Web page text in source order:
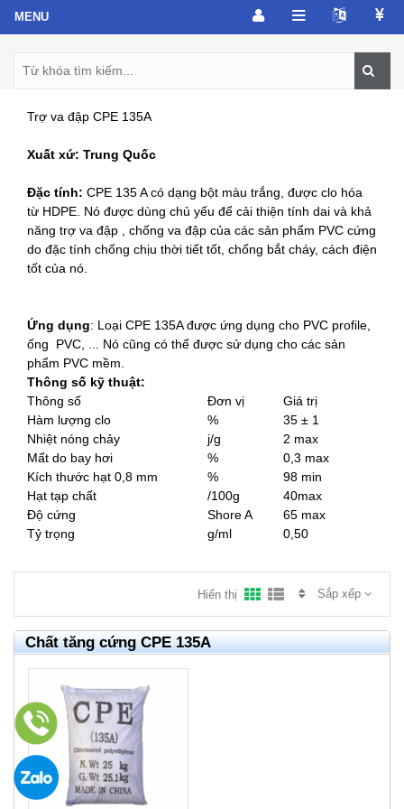
Trợ va đập CPE 135A
Xuất xứ: Trung Quốc
Ðặc tính: CPE 135 A có dạng bột màu trắng, được clo hóa
từ HDPE. Nó được dùng chủ yếu để cải thiện tính dai và khả
năng trợ va đập , chống va đập của các sản phẩm PVC cứng
do đặc tính chống chịu thời tiết tốt, chống bắt cháy, cách điện
tốt của nó.
Ứng dụng: Loại CPE 135A được ứng dụng cho PVC profile,
ống PVC, ... Nó cũng có thể được sử dụng cho các sản
phẩm PVC mềm.
Thông số kỹ thuật:
Thông số
Ðơn vị
Giá trị
Hàm lượng clo
%
35 ± 1
Nhiệt nóng chảy
j/g
2 max
Mất do bay hơi
%
0,3 max
Kích thước hạt 0,8 mm
%
98 min
Hạt tạp chất
/100g
40max
Ðộ cứng
Shore A
65 max
Tỷ trọng
g/ml 0,50
Sắp xếp
Hiển thị
Chất tăng cứng CPE 135A